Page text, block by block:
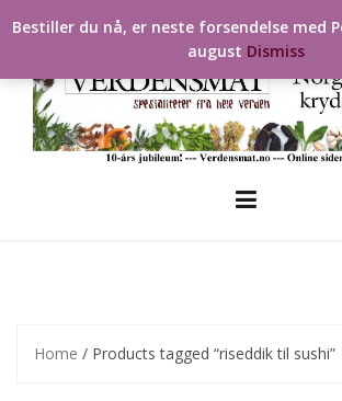
to
Home / Products tagged “riseddik til sushi”
Bestiller du nå, er neste forsendelse med
august Dismiss